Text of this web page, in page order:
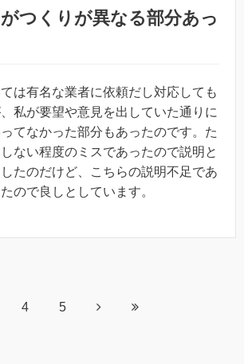
つくりが異なる部分あっ
は有名な業者に依頼だし対応しても
私が要望や意見を出していた通りに
てなかった部分もあったのです。た
ない程度のミスであったので説明と
たのだけど、こちらの説明不足であ
ので良しとしています。
4 5